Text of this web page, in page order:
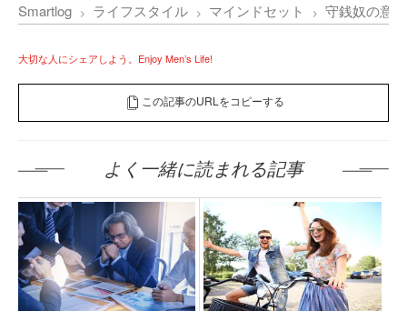
Smartlog ライフスタイル マインドセット 守銭奴の意
大切な人にシェアしよう。Enjoy Men’s Life!
この記事のURLをコピーする
よく一緒に読まれる記事